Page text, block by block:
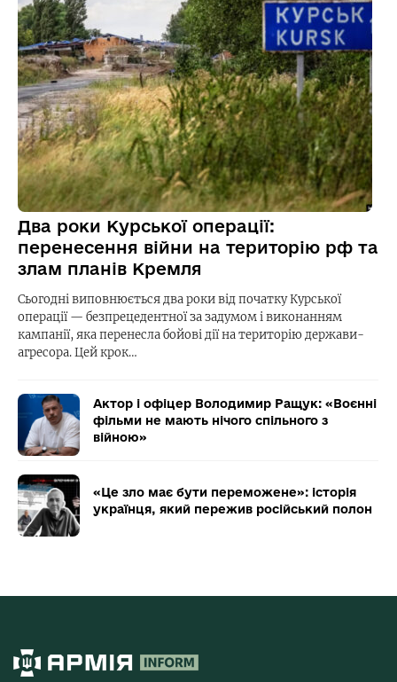
Два роки Курської операції:
перенесення війни на територію рф та
злам планів Кремля
Сьогодні виповнюється два роки від початку Курської
операції — безпрецедентної за задумом і виконанням
кампанії, яка перенесла бойові дії на територію держави-
агресора. Цей крок…
Актор і офіцер Володимир Ращук: «Воєнні
фільми не мають нічого спільного з
війною»
«Це зло має бути переможене»: історія
українця, який пережив російський полон